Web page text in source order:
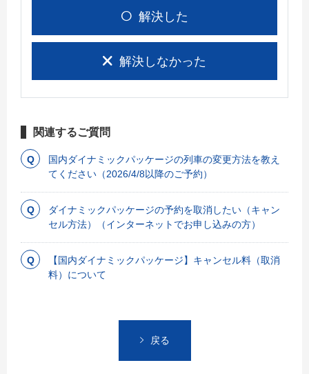
解決した
解決しなかった
関連するご質問
国内ダイナミックパッケージの列車の変更方法を教え
てください（2026/4/8以降のご予約）
ダイナミックパッケージの予約を取消したい（キャン
セル方法）（インターネットでお申し込みの方）
【国内ダイナミックパッケージ】キャンセル料（取消
料）について
戻る